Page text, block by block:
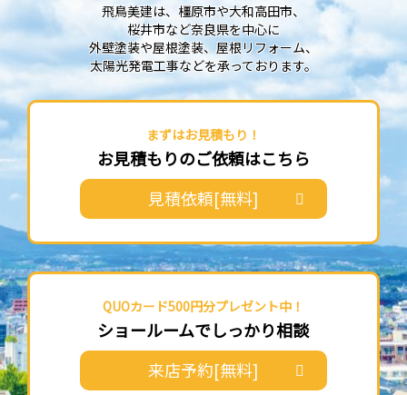
飛鳥美建は、橿原市や大和高田市、
桜井市など奈良県を中心に
外壁塗装や屋根塗装、屋根リフォーム、
太陽光発電工事などを承っております。
まずはお見積もり！
お見積もりのご依頼はこちら
見積依頼[無料]
QUOカード500円分プレゼント中！
ショールームでしっかり相談
来店予約[無料]